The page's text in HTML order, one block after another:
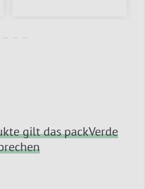
gilt das packVerde